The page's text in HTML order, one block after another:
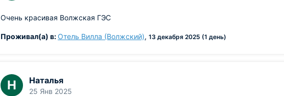
Очень красивая Волжская ГЭС
Проживал(а) в: Отель Вилла (Волжский), 13 декабря 2025 (1 день)
Н Наталья
25 Янв 2025